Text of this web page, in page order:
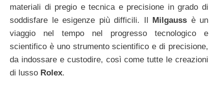
materiali di pregio e tecnica e precisione in grado di
soddisfare le esigenze più difficili. Il Milgauss è un
viaggio nel tempo nel progresso tecnologico e
scientifico è uno strumento scientifico e di precisione,
da indossare e custodire, così come tutte le creazioni
di lusso Rolex.